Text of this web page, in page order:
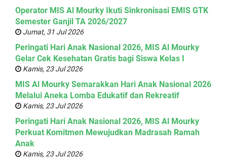
Operator MIS Al Mourky Ikuti Sinkronisasi EMIS GTK
Semester Ganjil TA 2026/2027
Jumat, 31 Jul 2026
Peringati Hari Anak Nasional 2026, MIS Al Mourky
Gelar Cek Kesehatan Gratis bagi Siswa Kelas I
Kamis, 23 Jul 2026
MIS Al Mourky Semarakkan Hari Anak Nasional 2026
Melalui Aneka Lomba Edukatif dan Rekreatif
Kamis, 23 Jul 2026
Peringati Hari Anak Nasional 2026, MIS Al Mourky
Perkuat Komitmen Mewujudkan Madrasah Ramah
Anak
Kamis, 23 Jul 2026